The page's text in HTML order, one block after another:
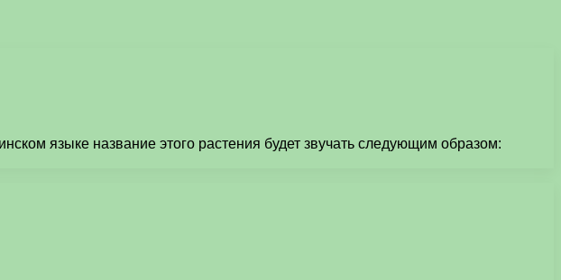
языке название этого растения будет звучать следующим образом: